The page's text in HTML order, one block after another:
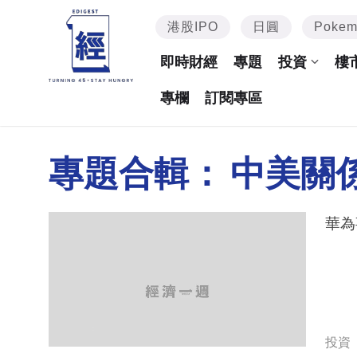
港股IPO 日圓
即時財經 專題 投資 樓
專欄 訂閱專區
專題合輯： 中美關
華
投資